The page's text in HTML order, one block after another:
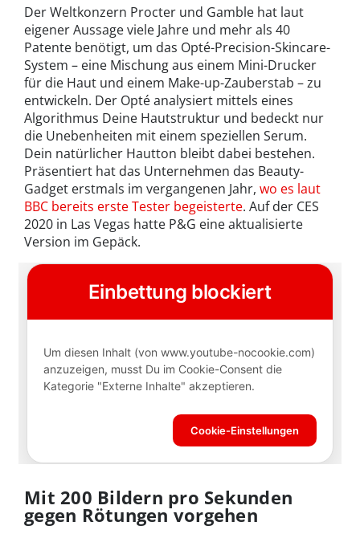
Der Weltkonzern Procter und Gamble hat laut
eigener Aussage viele Jahre und mehr als 40
Patente benötigt, um das Opté-Precision-Skincare-
System – eine Mischung aus einem Mini-Drucker
für die Haut und einem Make-up-Zauberstab – zu
entwickeln. Der Opté analysiert mittels eines
Algorithmus Deine Hautstruktur und bedeckt nur
die Unebenheiten mit einem speziellen Serum.
Dein natürlicher Hautton bleibt dabei bestehen.
Präsentiert hat das Unternehmen das Beauty-
Gadget erstmals im vergangenen Jahr, wo es laut
BBC bereits erste Tester begeisterte. Auf der CES
2020 in Las Vegas hatte P&G eine aktualisierte
Version im Gepäck.
Mit 200 Bildern pro Sekunden
gegen Rötungen vorgehen